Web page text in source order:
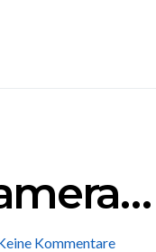
Kommentare